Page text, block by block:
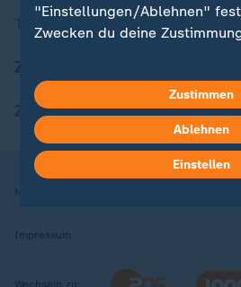
Themen im Überblick
ZDFheute Apps
Nutzungsbedingungen
Impressum
Wechseln zu:
"Einstellungen/Ablehnen"
Zwecken du deine
in deinen Einstellungen
Hier findest du das
Weitere Informationen findest
Datenschutzerklärung.
Zustimmen
Ablehnen
Einstellen